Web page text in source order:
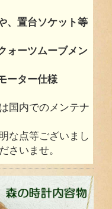
、置台ソケット等
ォーツムーブメン
ーター仕様
国内でのメンテナ
な点等ございまし
さいませ。